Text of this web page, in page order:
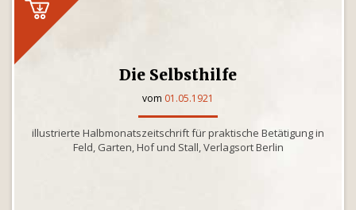
Die Selbsthilfe
vom 01.05.1921
illustrierte Halbmonatszeitschrift für praktische Betätigung in
Feld, Garten, Hof und Stall, Verlagsort Berlin